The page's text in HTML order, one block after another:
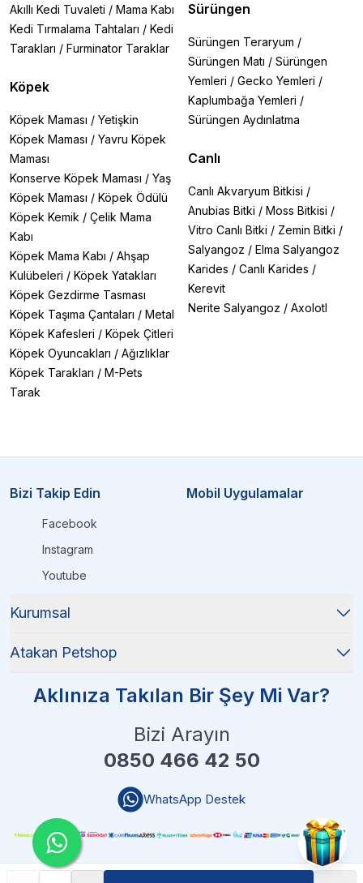
Akıllı Kedi Tuvaleti / Mama Kabı
Kedi Tırmalama Tahtaları / Kedi
Tarakları / Furminator Taraklar
Köpek
Köpek Maması / Yetişkin
Köpek Maması / Yavru Köpek
Maması
Konserve Köpek Maması / Yaş
Köpek Maması / Köpek Ödülü
Köpek Kemik / Çelik Mama
Kabı
Köpek Mama Kabı / Ahşap
Kulübeleri / Köpek Yatakları
Köpek Gezdirme Tasması
Köpek Taşıma Çantaları / Metal
Köpek Kafesleri / Köpek Çitleri
Köpek Oyuncakları / Ağızlıklar
Köpek Tarakları / M-Pets
Tarak
Sürüngen
Sürüngen Teraryum /
Sürüngen Matı / Sürüngen
Yemleri / Gecko Yemleri /
Kaplumbağa Yemleri /
Sürüngen Aydınlatma
Canlı
Canlı Akvaryum Bitkisi /
Anubias Bitki / Moss Bitkisi /
Vitro Canlı Bitki / Zemin Bitki /
Salyangoz / Elma Salyangoz
Karides / Canlı Karides /
Kerevit
Nerite Salyangoz / Axolotl
Bizi Takip Edin
Facebook
Instagram
Youtube
Mobil Uygulamalar
Kurumsal
Atakan Petshop
Aklınıza Takılan Bir Şey Mi Var?
Bizi Arayın
0850 466 42 50
WhatsApp Destek